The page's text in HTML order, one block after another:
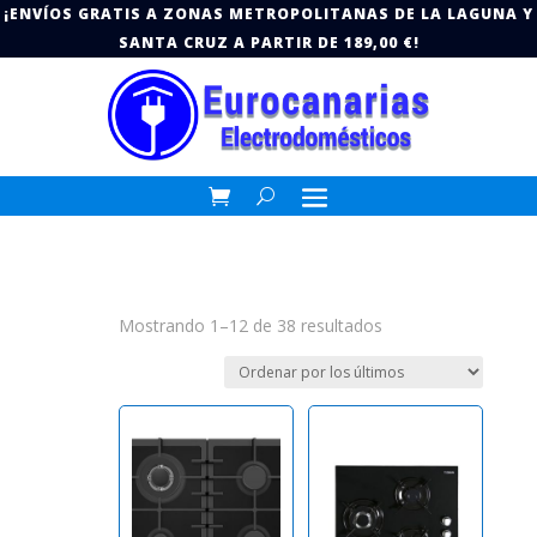
¡ENVÍOS GRATIS A ZONAS METROPOLITANAS DE LA LAGUNA Y
SANTA CRUZ A PARTIR DE 189,00 €!
Mostrando 1–12 de 38 resultadosOrdenado
los
últimos